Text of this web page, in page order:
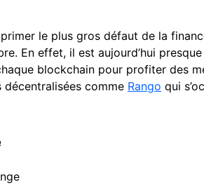
le plus gros défaut de la
En effet, il est aujourd’hui
blockchain pour profiter des
comme Rango qui